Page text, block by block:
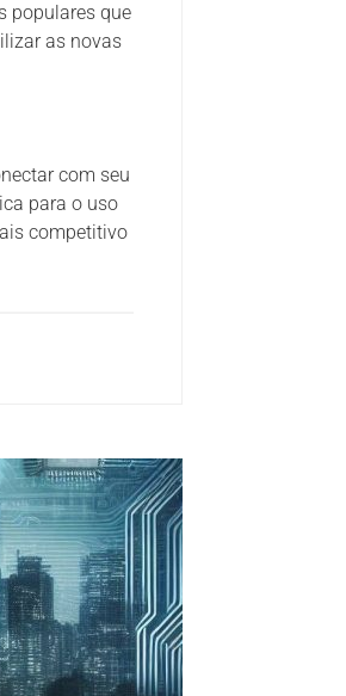
populares que
as novas
com seu
para o uso
competitivo